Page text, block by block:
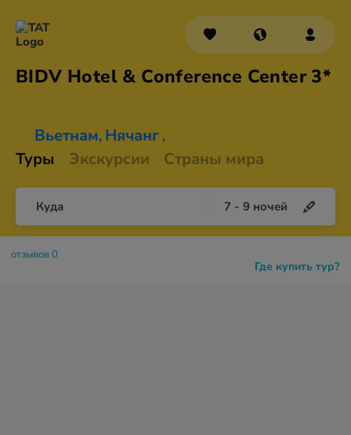
BIDV Hotel & Conference Center 3*
Вьетнам, Нячанг ,
Туры Экскурсии Страны мира
Куда 7 - 9 ночей
Где купить тур?
отзывов 0